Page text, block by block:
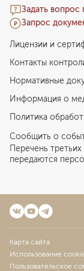
Задать вопрос
Запрос
Лицензии и
Контакты
Нормативные
Информация о
Политика
Сообщить о
Перечень
передаются
Карта сайта
Использование
Пользовательское